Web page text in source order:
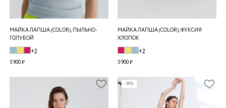
МАЙКА ЛАПША (COLOR), ПЫЛЬНО-
ГОЛУБОЙ
+2
5 900 ₽
МАЙКА ЛАПША (COLOR), ФУКСИЯ
ХЛОПОК
+2
5 900 ₽
-50%